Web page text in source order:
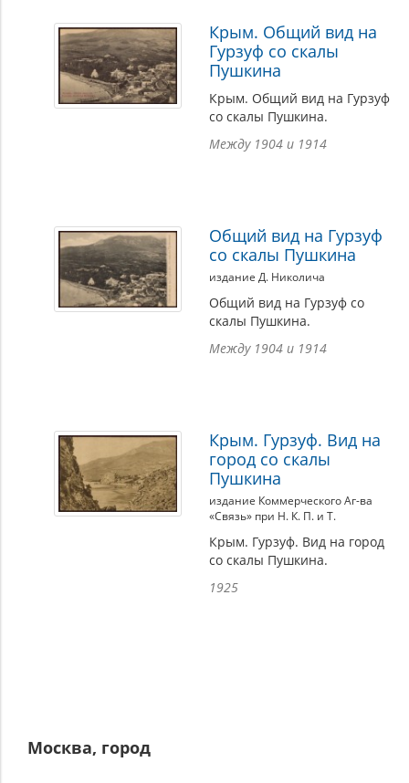
Крым. Общий вид на
Гурзуф со скалы
Пушкина
Крым. Общий вид на Гурзуф
со скалы Пушкина.
Между 1904 и 1914
Общий вид на Гурзуф
со скалы Пушкина
издание Д. Николича
Общий вид на Гурзуф со
скалы Пушкина.
Между 1904 и 1914
Крым. Гурзуф. Вид на
город со скалы
Пушкина
издание Коммерческого Аг-ва
«Связь» при Н. К. П. и Т.
Крым. Гурзуф. Вид на город
со скалы Пушкина.
1925
Москва, город